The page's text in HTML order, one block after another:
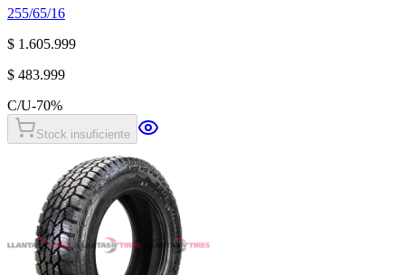
255/65/16
$ 1.605.999
$ 483.999
C/U-70%
Stock insuficiente